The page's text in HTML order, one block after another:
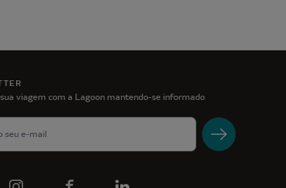
viagem com a Lagoon mantendo-se informado